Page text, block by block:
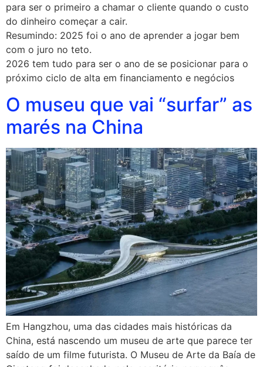
para ser o primeiro a chamar o cliente quando o custo
do dinheiro começar a cair.
Resumindo: 2025 foi o ano de aprender a jogar bem
com o juro no teto.
2026 tem tudo para ser o ano de se posicionar para o
próximo ciclo de alta em financiamento e negócios
O museu que vai “surfar” as
marés na China
Em Hangzhou, uma das cidades mais históricas da
China, está nascendo um museu de arte que parece ter
saído de um filme futurista. O Museu de Arte da Baía de